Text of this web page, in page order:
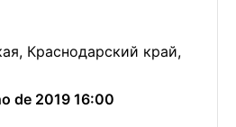
Краснодарский край,
de 2019 16:00